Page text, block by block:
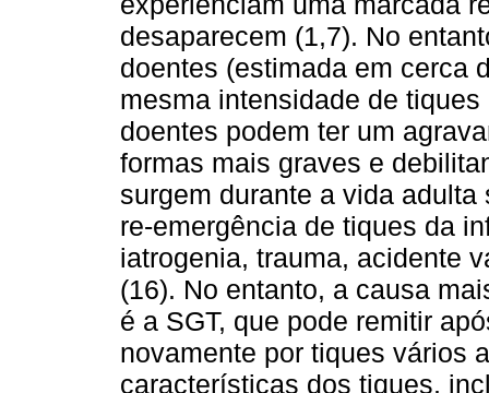
desaparecem (1,7). No
doentes (estimada em cerca
mesma intensidade de
doentes podem ter um
formas mais graves e
surgem durante a vida
re-emergência de tiques da
iatrogenia, trauma, acidente
(16). No entanto, a causa
é a SGT, que pode remitir
novamente por tiques vários
características dos tiques,